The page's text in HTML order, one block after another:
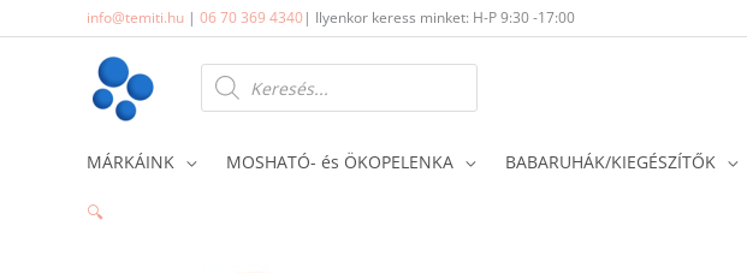
to
info@temiti.hu | 06 70 369 4340| Ilyenkor keress minket: H-P 9:30 -17:00
Products
search
MÁRKÁINK MOSHATÓ- és ÖKOPELENKA BABARUHÁK/KIEGÉSZÍTŐK
🔍